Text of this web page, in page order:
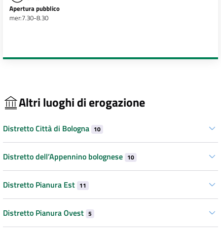
Apertura pubblico
mer:7.30-8.30
Altri luoghi di erogazione
Distretto Città di Bologna 10
Distretto dell’Appennino bolognese 10
Distretto Pianura Est 11
Distretto Pianura Ovest 5